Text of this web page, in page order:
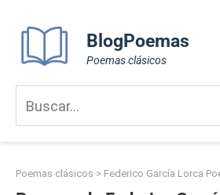
content
BlogPoemas
Poemas clásicos
Poemas clásicos > Federico García Lorca